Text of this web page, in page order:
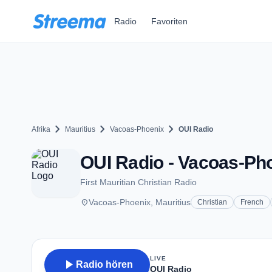
Radio Favoriten
Afrika chevron_right Mauritius chevron_right Vacoas-Phoenix chevron_right OUI Radio
OUI Radio - Vacoas-
First Mauritian Christian Radio
placeVacoas-Phoenix, Mauritius Christian French
play_arrow Radio hören
LIVE
OUI Radio